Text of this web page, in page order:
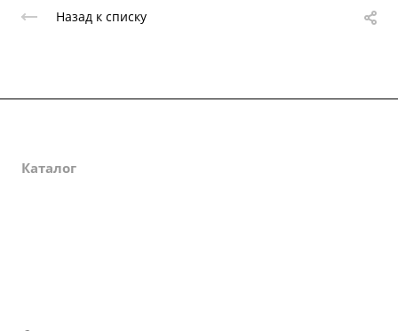
Назад к списку
Каталог